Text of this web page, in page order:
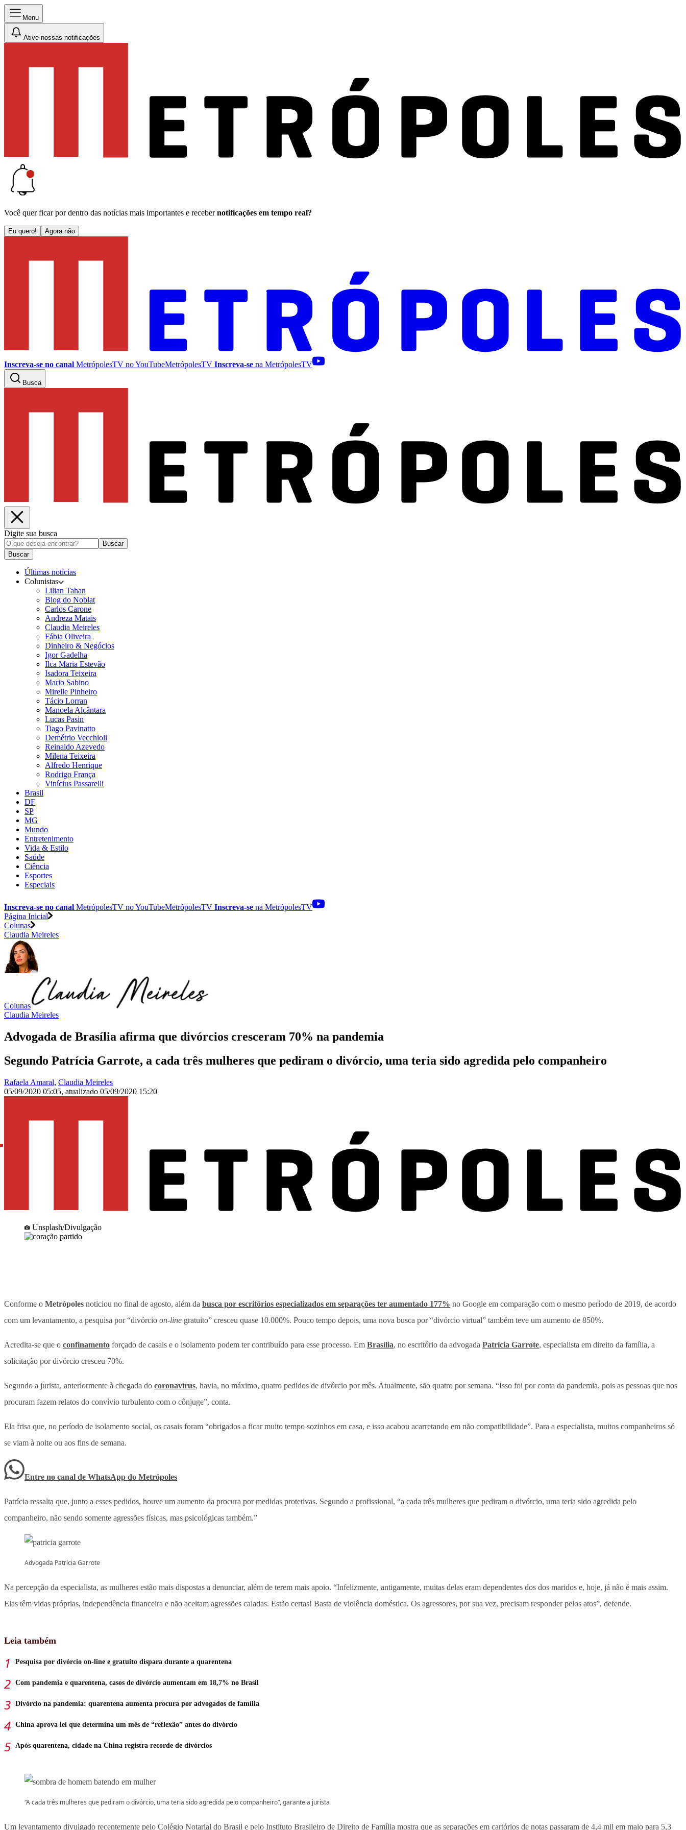
Menu
Ative nossas notificações
Você quer ficar por dentro das notícias mais importantes e receber notificações em tempo real?
Eu quero! Agora não
Inscreva-se no canal MetrópolesTV noYouTubeMetrópolesTV Inscreva-se na MetrópolesTV
Busca
Digite sua busca
Buscar
Buscar
Últimas notícias
Colunistas
Lilian Tahan
Blog do Noblat
Carlos Carone
Andreza Matais
Claudia Meireles
Fábia Oliveira
Dinheiro & Negócios
Igor Gadelha
Ilca Maria Estevão
Isadora Teixeira
Mario Sabino
Mirelle Pinheiro
Tácio Lorran
Manoela Alcântara
Lucas Pasin
Tiago Pavinatto
Demétrio Vecchioli
Reinaldo Azevedo
Milena Teixeira
Alfredo Henrique
Rodrigo França
Vinícius Passarelli
Brasil
DF
SP
MG
Mundo
Entretenimento
Vida & Estilo
Saúde
Ciência
Esportes
Especiais
Inscreva-se no canal MetrópolesTV noYouTubeMetrópolesTV Inscreva-se na MetrópolesTV
Página Inicial
Colunas
Claudia Meireles
Colunas
Claudia Meireles
Advogada de Brasília afirma que divórcios cresceram 70% na pandemia
Segundo Patrícia Garrote, a cada três mulheres que pediram o divórcio, uma teria sido agredida pelo companheiro
Rafaela Amaral, Claudia Meireles
05/09/2020 05:05, atualizado 05/09/2020 15:20
Unsplash/Divulgação
Conforme o Metrópoles noticiou no final de agosto, além da busca por escritórios especializados em separações ter aumentado 177% no Google em comparação com o mesmo período de 2019, de acordo
com um levantamento, a pesquisa por “divórcio on-line gratuito” cresceu quase 10.000%. Pouco tempo depois, uma nova busca por “divórcio virtual” também teve um aumento de 850%.
Acredita-se que o confinamento forçado de casais e o isolamento podem ter contribuído para esse processo. Em Brasília, no escritório da advogada Patrícia Garrote, especialista em direito da família, a
solicitação por divórcio cresceu 70%.
Segundo a jurista, anteriormente à chegada do coronavírus, havia, no máximo, quatro pedidos de divórcio por mês. Atualmente, são quatro por semana. “Isso foi por conta da pandemia, pois as pessoas que nos
procuram fazem relatos do convívio turbulento com o cônjuge”, conta.
Ela frisa que, no período de isolamento social, os casais foram “obrigados a ficar muito tempo sozinhos em casa, e isso acabou acarretando em não compatibilidade”. Para a especialista, muitos companheiros só
se viam à noite ou aos fins de semana.
Entre no canal de WhatsApp do Metrópoles
Patrícia ressalta que, junto a esses pedidos, houve um aumento da procura por medidas protetivas. Segundo a profissional, “a cada três mulheres que pediram o divórcio, uma teria sido agredida pelo
companheiro, não sendo somente agressões físicas, mas psicológicas também.”
Advogada Patrícia Garrote
Na percepção da especialista, as mulheres estão mais dispostas a denunciar, além de terem mais apoio. “Infelizmente, antigamente, muitas delas eram dependentes dos dos maridos e, hoje, já não é mais assim.
Elas têm vidas próprias, independência financeira e não aceitam agressões caladas. Estão certas! Basta de violência doméstica. Os agressores, por sua vez, precisam responder pelos atos”, defende.
Leia também
Pesquisa por divórcio on-line e gratuito dispara durante a quarentena
Com pandemia e quarentena, casos de divórcio aumentam em 18,7% no Brasil
Divórcio na pandemia: quarentena aumenta procura por advogados de família
China aprova lei que determina um mês de “reflexão” antes do divórcio
Após quarentena, cidade na China registra recorde de divórcios
“A cada três mulheres que pediram o divórcio, uma teria sido agredida pelo companheiro”, garante a jurista
Um levantamento divulgado recentemente pelo Colégio Notarial do Brasil e pelo Instituto Brasileiro de Direito de Família mostra que as separações em cartórios de notas passaram de 4,4 mil em maio para 5,3